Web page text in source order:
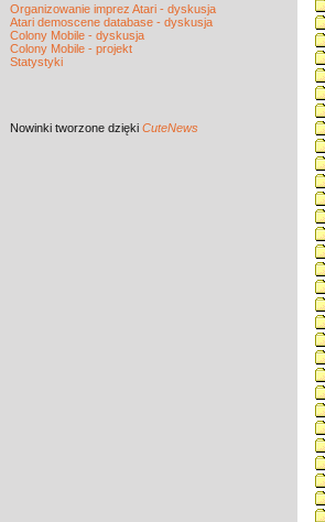
Organizowanie imprez Atari - dyskusja
Atari demoscene database - dyskusja
Colony Mobile - dyskusja
Colony Mobile - projekt
Statystyki
Nowinki tworzone dzięki CuteNews